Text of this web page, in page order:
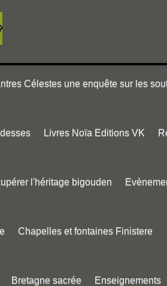
Célestes une enquête sur les
Livres Noïa Editions VK
l'héritage bigouden
Chapelles et fontaines Finistere
Bretagne sacrée Enseignements